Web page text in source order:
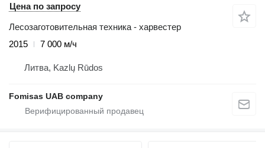
Цена по запросу
Лесозаготовительная техника - харвестер
2015
7 000 м/ч
Литва, Kazlų Rūdos
Fomisas UAB company